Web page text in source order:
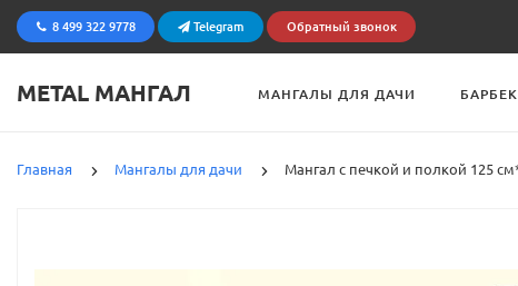
8 499 322 9778 Telegram Обратный звонок
METAL МАНГАЛ МАНГАЛЫ ДЛЯ ДАЧИ
Главная Мангалы для дачи Мангал с печкой и полкой 125